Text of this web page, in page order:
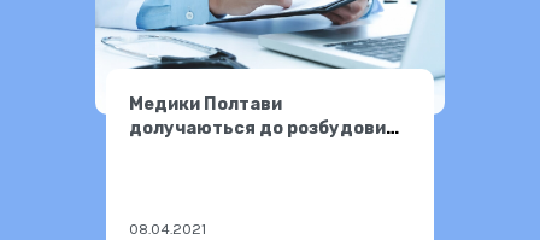
Медики Полтави
долучаються до розбудови
08.04.2021